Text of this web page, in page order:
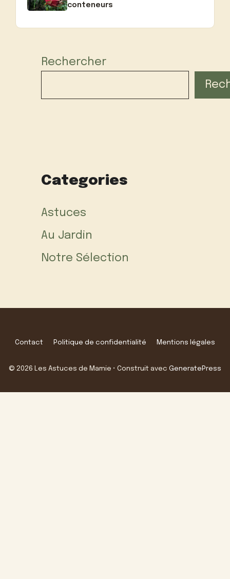
conteneurs
Rechercher
Categories
Astuces
Au Jardin
Notre Sélection
Contact Politique de confidentialité Mentions légales
© 2026 Les Astuces de Mamie • Construit avec GeneratePress